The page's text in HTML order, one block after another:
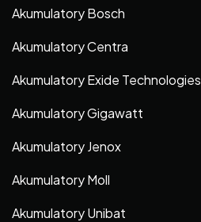
Akumulatory Bosch
Akumulatory Centra
Akumulatory Exide Technologies
Akumulatory Gigawatt
Akumulatory Jenox
Akumulatory Moll
Akumulatory Unibat